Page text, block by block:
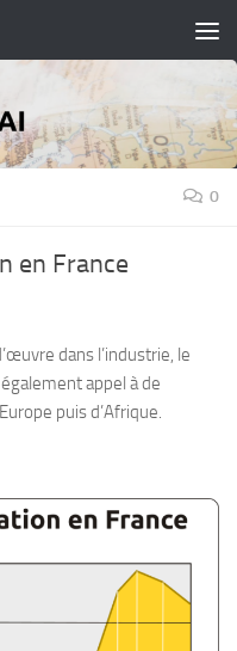
0
en France
dans l’industrie, le
appel à de
puis d’Afrique.